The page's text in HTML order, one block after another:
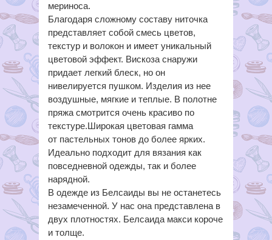
мериноса.
Благодаря сложному составу ниточка
представляет собой смесь цветов,
текстур и волокон и имеет уникальный
цветовой эффект. Вискоза снаружи
придает легкий блеск, но он
нивелируется пушком. Изделия из нее
воздушные, мягкие и теплые. В полотне
пряжа смотрится очень красиво по
текстуре.Широкая цветовая гамма
от пастельных тонов до более ярких.
Идеально подходит для вязания как
повседневной одежды, так и более
нарядной.
В одежде из Белсаиды вы не останетесь
незамеченной. У нас она представлена в
двух плотностях. Белсаида макси короче
и толще.